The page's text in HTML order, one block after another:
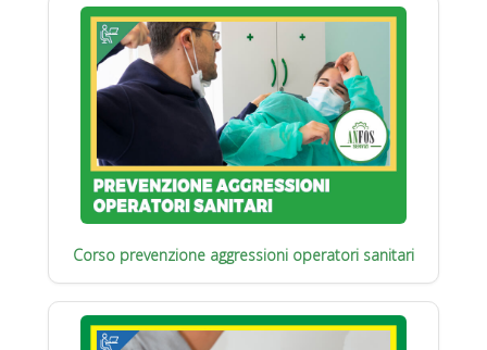
Corso prevenzione aggressioni operatori sanitari